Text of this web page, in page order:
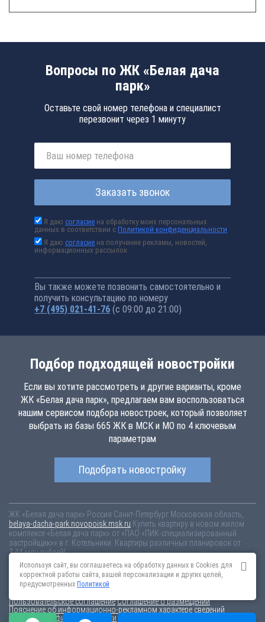
Вопросы по ЖК «Белая дача
парк»
Оставьте свой номер телефона и специалист
перезвонит через 1 минуту
Заказать звонок
Я даюсогласие на обработку моих персональных
данных в соответствии сПолитикой конфиденциальности
Я даюсогласие на получение рекламы, новостей,
информационных рассылок
Вы также можете позвонить самостоятельно и
получить консультацию по номеру
+7 (495) 021-41-76 (с 09:00 до 21:00)
Подбор подходящей новостройки
Если вы хотите рассмотреть и другие варианты, кроме
ЖК «Белая дача парк», предлагаем вам воспользоваться
нашим сервисом подбора новостроек, который позволяет
выбрать из базы 665 ЖК в МСК и МО по 4 ключевым
параметрам
Подобрать новостройку
ЖК «Белая дача парк» Россия Санкт-Петербург Московская область,
belaya-dacha-park.novopoisk.msk.ru Купить квартиру в новом жилом
комплексе «Белая дача парк» от «ПАО «ПИК-специализированный
застройщик»» в г. Котельники. Квартиры различных планировок от
7.44 млн рублей!
Новостройки Санкт-ПетербургаНовостройки Москвы
Информация на сайте взята из открытых источников, не является
Пользовательское соглашениеСоглашение о размещении
Пояснение об информационно-рекламном характере сведений
Политика конфиденциальности
Используя сайт, вы соглашаетесь на обработку данных в Cookies для
корректной работы сайта, вашей персонализации и других целей,
предусмотренных Политикой